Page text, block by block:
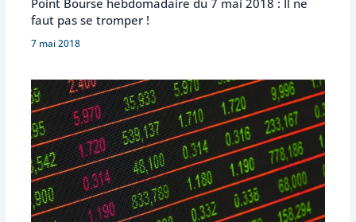
Point Bourse hebdomadaire du 7 mai 2018 : Il ne
faut pas se tromper !
7 mai 2018